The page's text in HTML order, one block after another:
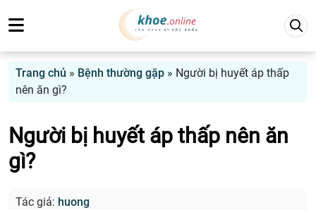
Trang chủ » Bệnh thường gặp » Người bị huyết áp thấp
nên ăn gì?
Người bị huyết áp thấp nên ăn
gì?
Tác giả: huong